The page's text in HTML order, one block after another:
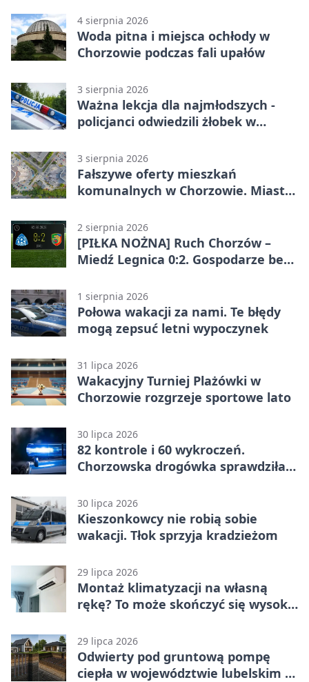
4 sierpnia 2026
Woda pitna i miejsca ochłody w
Chorzowie podczas fali upałów
3 sierpnia 2026
Ważna lekcja dla najmłodszych -
policjanci odwiedzili żłobek w
3 sierpnia 2026
Fałszywe oferty mieszkań
komunalnych w Chorzowie. Miasto
2 sierpnia 2026
[PIŁKA NOŻNA] Ruch Chorzów –
Miedź Legnica 0:2. Gospodarze bez
1 sierpnia 2026
Połowa wakacji za nami. Te błędy
mogą zepsuć letni wypoczynek
31 lipca 2026
Wakacyjny Turniej Plażówki w
Chorzowie rozgrzeje sportowe lato
30 lipca 2026
82 kontrole i 60 wykroczeń.
Chorzowska drogówka sprawdziła
30 lipca 2026
Kieszonkowcy nie robią sobie
wakacji. Tłok sprzyja kradzieżom
29 lipca 2026
Montaż klimatyzacji na własną
rękę? To może skończyć się wysoką
29 lipca 2026
Odwierty pod gruntową pompę
ciepła w województwie lubelskim -